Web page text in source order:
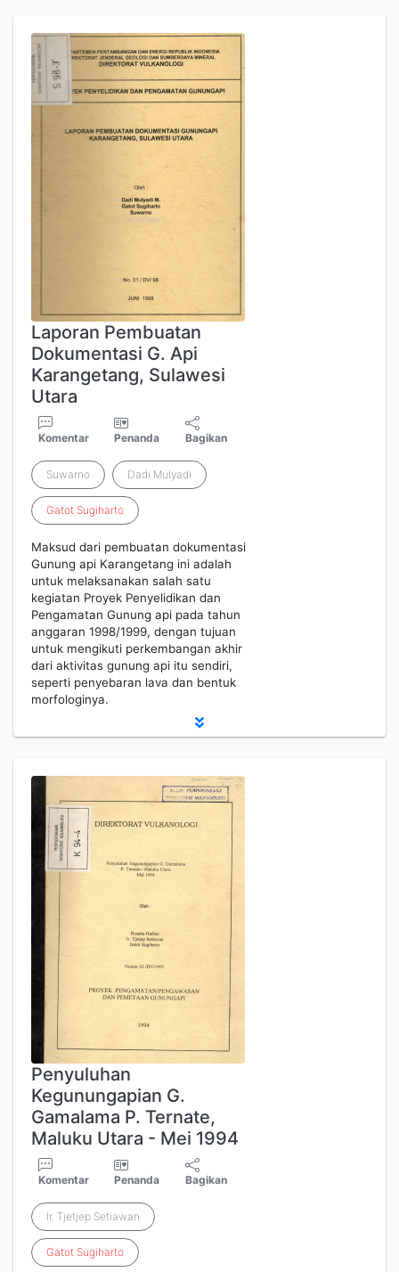
Laporan Pembuatan
Dokumentasi G. Api
Karangetang, Sulawesi
Utara
Komentar Penanda Bagikan
Suwarno Dadi Mulyadi
Gatot Sugiharto
Maksud dari pembuatan dokumentasi
Gunung api Karangetang ini adalah
untuk melaksanakan salah satu
kegiatan Proyek Penyelidikan dan
Pengamatan Gunung api pada tahun
anggaran 1998/1999, dengan tujuan
untuk mengikuti perkembangan akhir
dari aktivitas gunung api itu sendiri,
seperti penyebaran lava dan bentuk
morfologinya.
Penyuluhan
Kegunungapian G.
Gamalama P. Ternate,
Maluku Utara - Mei 1994
Komentar Penanda Bagikan
Ir. Tjetjep Setiawan
Gatot Sugiharto